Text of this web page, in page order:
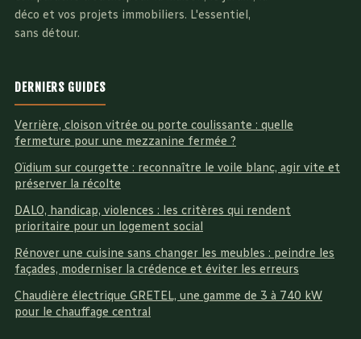
déco et vos projets immobiliers. L'essentiel,
sans détour.
DERNIERS GUIDES
Verrière, cloison vitrée ou porte coulissante : quelle
fermeture pour une mezzanine fermée ?
Oïdium sur courgette : reconnaître le voile blanc, agir vite et
préserver la récolte
DALO, handicap, violences : les critères qui rendent
prioritaire pour un logement social
Rénover une cuisine sans changer les meubles : peindre les
façades, moderniser la crédence et éviter les erreurs
Chaudière électrique GRETEL, une gamme de 3 à 740 kW
pour le chauffage central